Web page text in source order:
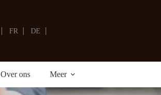
FR DE
Over ons Meer